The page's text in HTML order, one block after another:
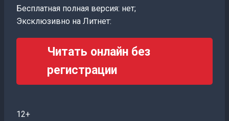
Бесплатная полная версия: нет;
Эксклюзивно на Литнет:
Читать онлайн без
регистрации
12+